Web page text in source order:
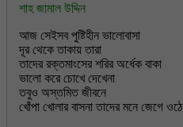
শাহ জামাল উদ্দিন
আজ সেইসব পুষ্টিহীন ভালোবাসা
দূর থেকে তাকায় তারা
তাদের রক্তমাংসের শরির অর্ধেক বাকা
ভালো করে চোখে দেখেনা
তবুও অস্তমিত জীবনে
খোঁপা খোলার বাসনা তাদের মনে জেগে ওঠে